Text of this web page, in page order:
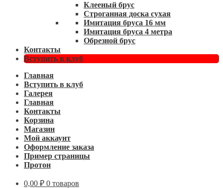
Клееный брус
Строганная доска сухая
Имитация бруса 16 мм
Имитация бруса 4 метра
Обрезной брус
Контакты
Вступить в клуб
Главная
Вступить в клуб
Галерея
Главная
Контакты
Корзина
Магазин
Мой аккаунт
Оформление заказа
Пример страницы
Протон
0,00 ₽ 0 товаров